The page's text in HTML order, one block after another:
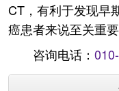
CT，有利于发现早
癌患者来说至关重要
咨询电话：